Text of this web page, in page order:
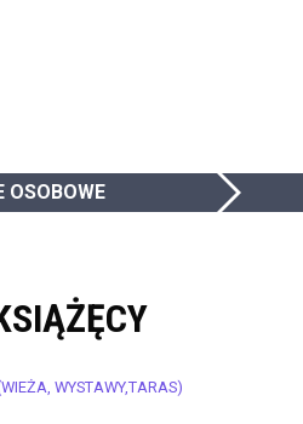
OSOBOWE
WYSTAWY,TARAS)